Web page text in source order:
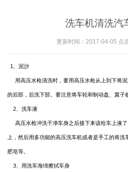
洗车机清洗汽
更新时间：2017-04-05 点
1 、泥沙
用高压水枪清洗时，要用高压水枪从上到下将
的后部，后洗下部。要注意将车轮和制动盘、翼子
2 、洗车液
高压水枪冲洗干净车身之后接下来该给车上液
上，然后用多功能的高压洗车机或者是手工的将洗
肥皂等。
3 、用洗车海绵擦拭车身